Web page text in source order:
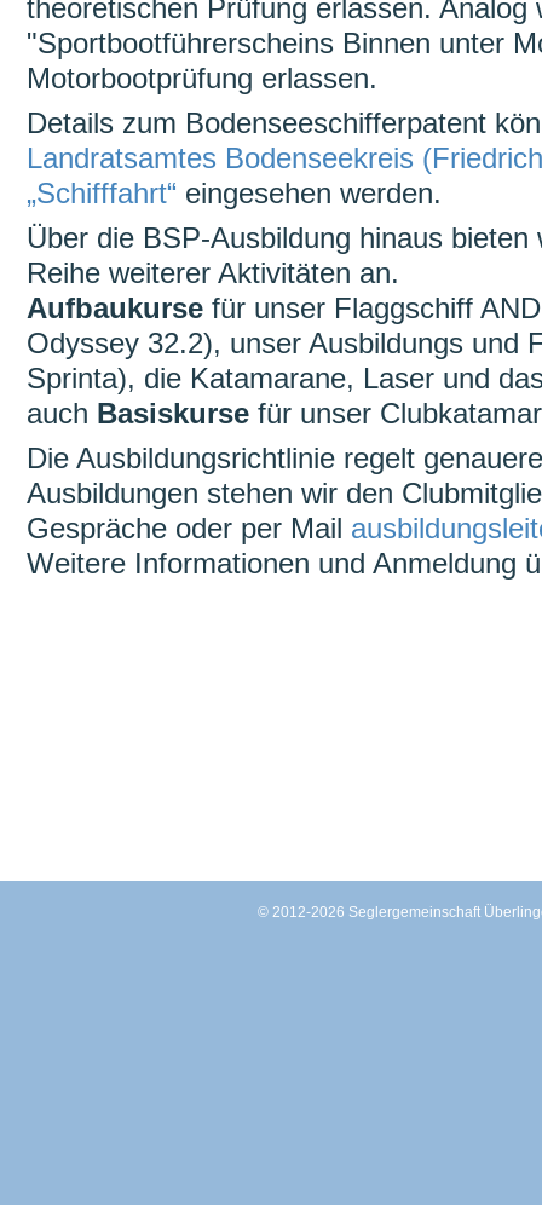
theoretischen Prüfung erlassen. Analog
"Sportbootführerscheins Binnen unter
Motorbootprüfung erlassen.
Details zum Bodenseeschifferpatent
Landratsamtes Bodenseekreis
„Schifffahrt“ eingesehen werden.
Über die BSP-Ausbildung hinaus
Reihe weiterer Aktivitäten an.
Aufbaukurse für unser Flaggschiff
Odyssey 32.2), unser Ausbildungs und
Sprinta), die Katamarane, Laser und
auch Basiskurse für unser
Die Ausbildungsrichtlinie regelt
Ausbildungen stehen wir den
Gespräche oder per Mail
Weitere Informationen und Anmeldung
© 2012-2026 Seglergemeinschaft